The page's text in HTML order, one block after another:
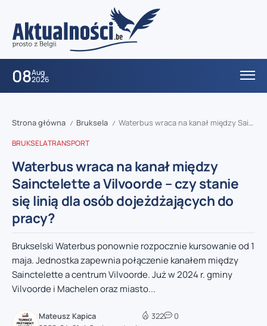
08Aug
2026
Strona główna / Bruksela / Waterbus wraca na kanał między Sainctelette a Vilvoorde – czy stanie się linią dla osób dojeżdżających do pracy?
BRUKSELATRANSPORT
Waterbus wraca na kanał między
Sainctelette a Vilvoorde – czy stanie
się linią dla osób dojeżdżających do
pracy?
Brukselski Waterbus ponownie rozpocznie kursowanie od 1
maja. Jednostka zapewnia połączenie kanałem między
Sainctelette a centrum Vilvoorde. Już w 2024 r. gminy
Vilvoorde i Machelen oraz miasto...
Mateusz Kapica
322 0